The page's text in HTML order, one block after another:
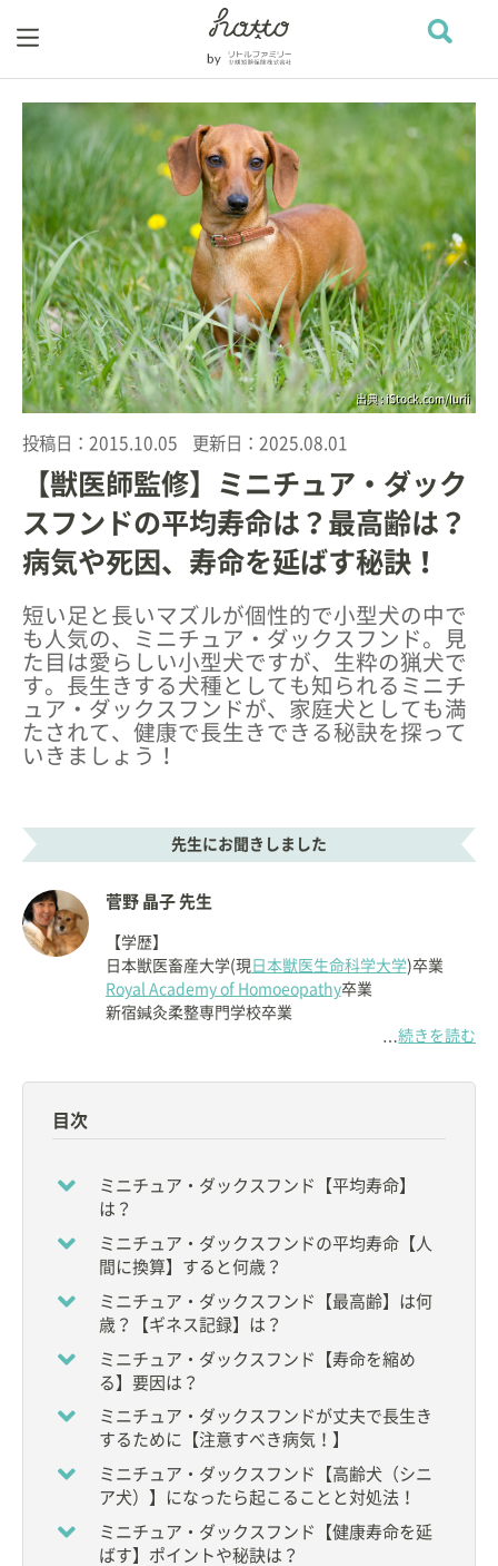
出典 : iStock.com/Iurii
投稿日： 2015.10.05 更新日： 2025.08.01
【獣医師監修】ミニチュア・ダック
スフンドの平均寿命は？最高齢は？
病気や死因、寿命を延ばす秘訣！
短い足と長いマズルが個性的で小型犬の中で
も人気の、ミニチュア・ダックスフンド。見
た目は愛らしい小型犬ですが、生粋の猟犬で
す。長生きする犬種としても知られるミニチ
ュア・ダックスフンドが、家庭犬としても満
たされて、健康で長生きできる秘訣を探って
いきましょう！
先生にお聞きしました
菅野 晶子 先生
【学歴】
日本獣医畜産大学(現 日本獣医生命科学大学)卒業
Royal Academy of Homoeopathy卒業
新宿鍼灸柔整専門学校卒業
Aki Holistic Veterinary Care にて
◇CCLT(Crystal Color Light Therapy)
◇漢方
【資格】
◇
獣医師
◇鍼灸師
【所属団体・学会】
◆一般財団法人 比較統合医療学会
◆一般社団法人 日本獣医ホメオパシー学会
【著作物】
・犬の臨床鍼灸学テキスト
(比較統合医療学会 犬の臨床鍼灸学テキスト編集委員
…続きを読む
目次
ミニチュア・ダックスフンド【平均寿命】
は？
ミニチュア・ダックスフンドの平均寿命【人
間に換算】すると何歳？
ミニチュア・ダックスフンド【最高齢】は何
歳？【ギネス記録】は？
ミニチュア・ダックスフンド【寿命を縮め
る】要因は？
ミニチュア・ダックスフンドが丈夫で長生き
するために【注意すべき病気！】
ミニチュア・ダックスフンド【高齢犬（シニ
ア犬）】になったら起こることと対処法！
ミニチュア・ダックスフンド【健康寿命を延
ばす】ポイントや秘訣は？